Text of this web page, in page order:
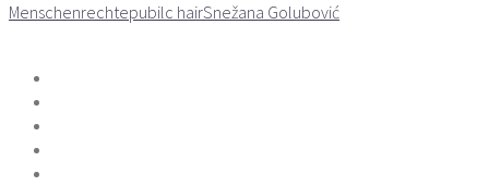
Menschenrechtepubilc hairSnežana Golubović